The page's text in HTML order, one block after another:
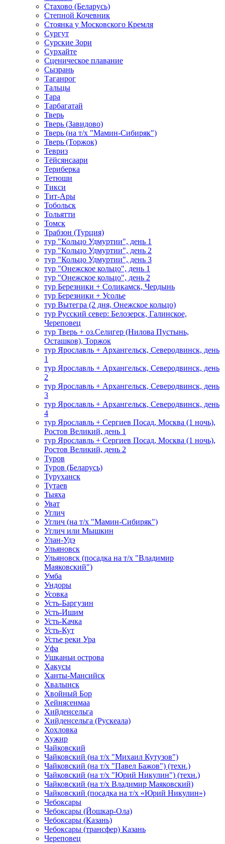
Стахово (Беларусь)
Степной Кочевник
Стоянка у Московского Кремля
Сургут
Сурские Зори
Сурхайте
Сценическое плавание
Сызрань
Таганрог
Тальцы
Тара
Тарбагатай
Тверь
Тверь (Завидово)
Тверь (на т/х "Мамин-Сибиряк")
Тверь (Торжок)
Тевриз
Тёйсянсаари
Териберка
Тетюши
Тикси
Тит-Ары
Тобольск
Тольятти
Томск
Трабзон (Турция)
тур "Кольцо Удмуртии", день 1
тур "Кольцо Удмуртии", день 2
тур "Кольцо Удмуртии", день 3
тур "Онежское кольцо", день 1
тур "Онежское кольцо", день 2
тур Березники + Соликамск, Чердынь
тур Березники + Усолье
тур Вытегра (2 дня, Онежское кольцо)
тур Русский север: Белозерск, Галинское,
Череповец
тур Тверь + оз.Селигер (Нилова Пустынь,
Осташков), Торжок
тур Ярославль + Архангельск, Северодвинск, день
1
тур Ярославль + Архангельск, Северодвинск, день
2
тур Ярославль + Архангельск, Северодвинск, день
3
тур Ярославль + Архангельск, Северодвинск, день
4
тур Ярославль + Сергиев Посад, Москва (1 ночь),
Ростов Великий, день 1
тур Ярославль + Сергиев Посад, Москва (1 ночь),
Ростов Великий, день 2
Туров
Туров (Беларусь)
Туруханск
Тутаев
Тыяха
Уват
Углич
Углич (на т/х "Мамин-Сибиряк")
Углич или Мышкин
Улан-Удэ
Ульяновск
Ульяновск (посадка на т/х "Владимир
Маяковский")
Умба
Ундоры
Усовка
Усть-Баргузин
Усть-Ишим
Усть-Качка
Усть-Кут
Устье реки Ура
Уфа
Ушканьи острова
Хакусы
Ханты-Мансийск
Хвалынск
Хвойный Бор
Хейнясенмаа
Хийденсельга
Хийденсельга (Рускеала)
Хохловка
Хужир
Чайковский
Чайковский (на т/х "Михаил Кутузов")
Чайковский (на т/х "Павел Бажов") (техн.)
Чайковский (на т/х "Юрий Никулин") (техн.)
Чайковский (на т/х Владимир Маяковский)
Чайковский (посадка на т/х «Юрий Никулин»)
Чебоксары
Чебоксары (Йошкар-Ола)
Чебоксары (Казань)
Чебоксары (трансфер) Казань
Череповец